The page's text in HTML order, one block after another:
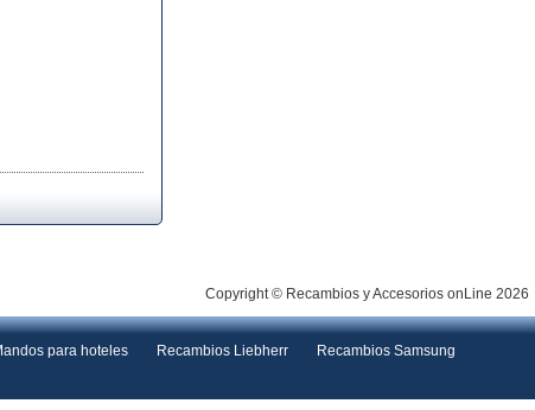
Copyright © Recambios y Accesorios onLine 2026
para hoteles Recambios Liebherr
Recambios Samsung